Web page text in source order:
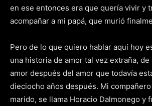
en ese entonces era que quería vivir y
acompañar a mi papá, que murió
Pero de lo que quiero hablar aquí hoy
una historia de amor tal vez extraña,
amor después del amor que todavía
dieciocho años después. Mi
marido, se llama Horacio Dalmonego y